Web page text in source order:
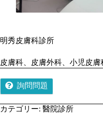
明秀皮膚科診所
皮膚科、皮膚外科、小児皮
詢問問題
カテゴリー: 醫院診所